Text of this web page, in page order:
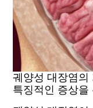
궤양성 대장염의
특징적인 증상을